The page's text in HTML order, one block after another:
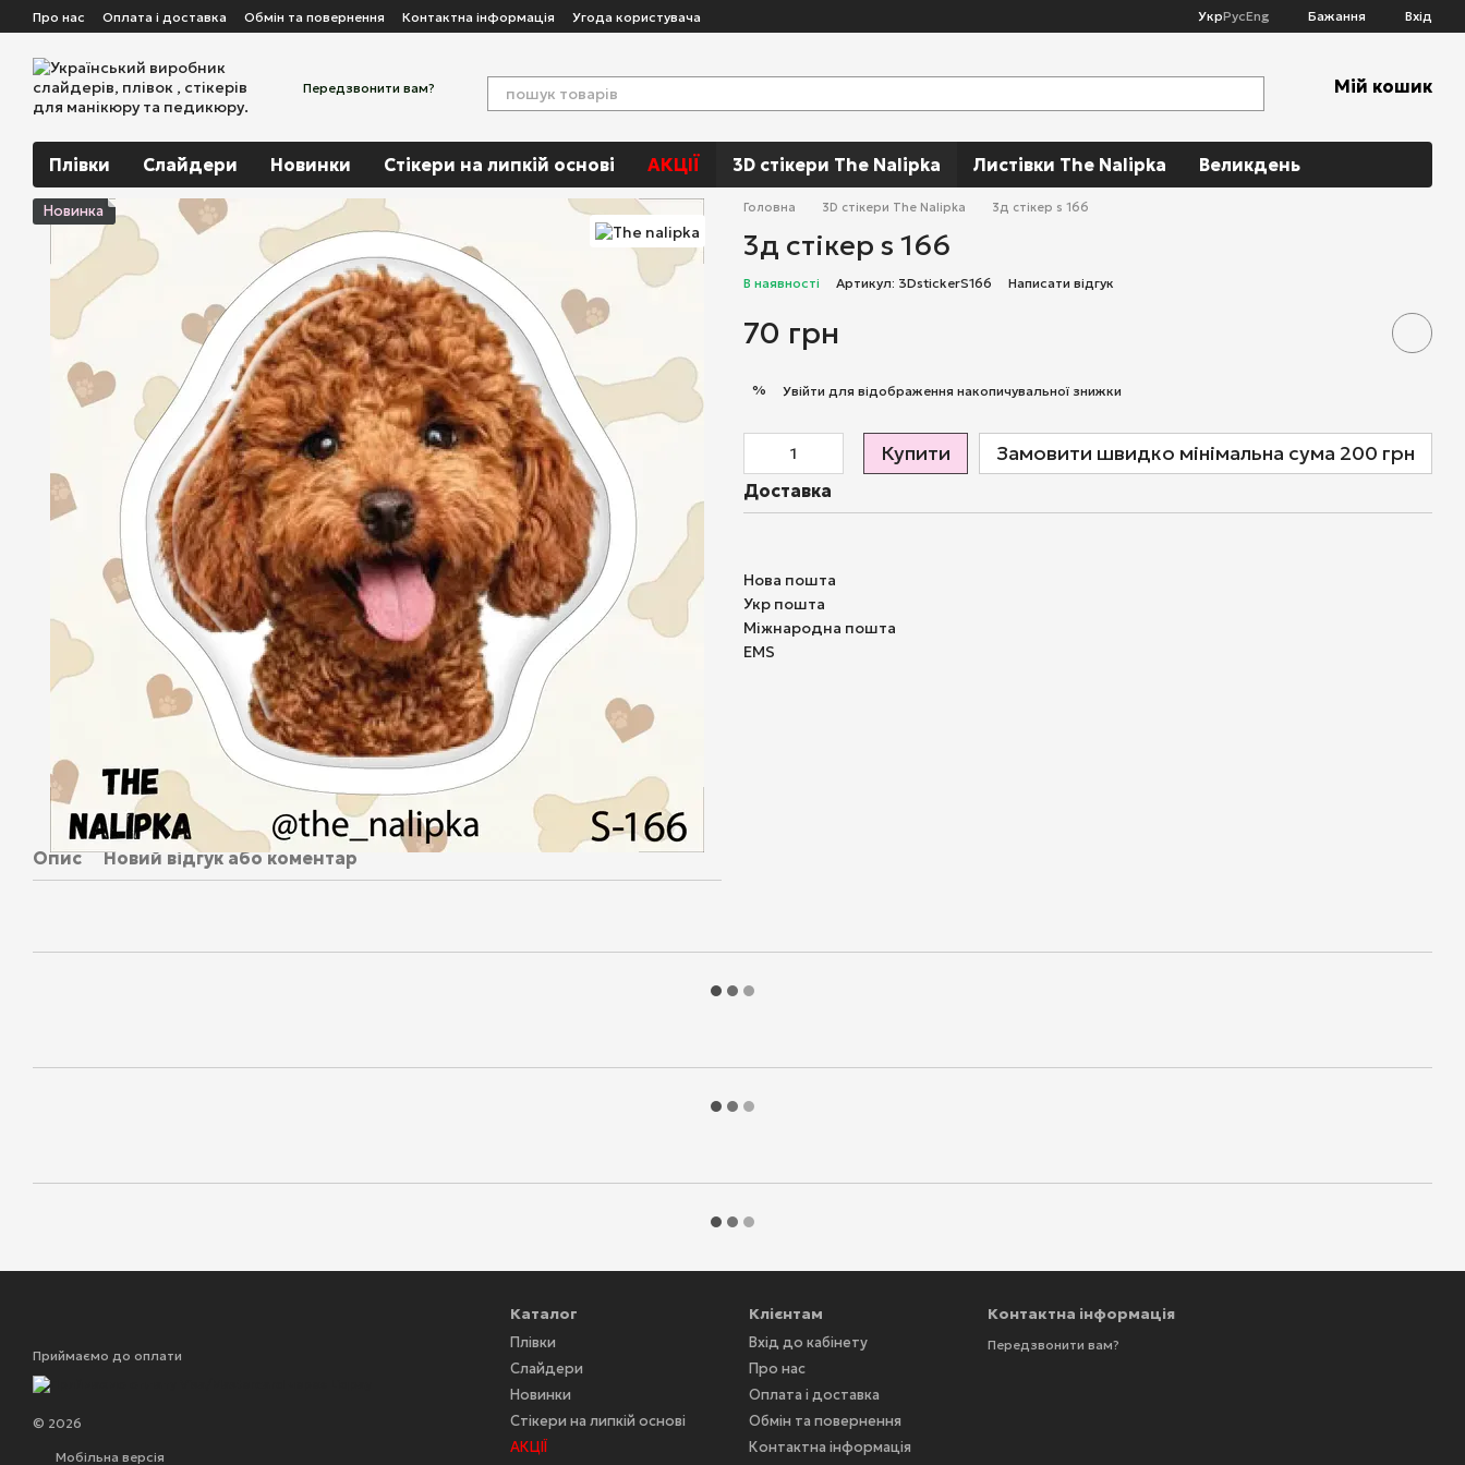
Перейти до основного контенту
Про нас Оплата і доставка Обмін та повернення Контактна інформація Угода користувача УкрРусEng Бажання Вхід
Передзвонити вам? Мій кошик
Плівки Слайдери Новинки Стікери на липкій основі АКЦІЇ 3D стікери The Nalipka Листівки The Nalipka Великдень
Новинка
Опис Новий відгук або коментар
Головна 3D стікери The Nalipka 3д стікер s 166
3д стікер s 166
В наявності Артикул: 3DstickerS166 Написати відгук
70 грн
% Увійти для відображення накопичувальної знижки
Купити Замовити швидко мінімальна сума 200 грн
Доставка
Нова пошта
Укр пошта
Міжнародна пошта
EMS
Приймаємо до оплати
© 2026
Мобільна версія
Каталог
Плівки
Слайдери
Новинки
Стікери на липкій основі
АКЦІЇ
Клієнтам
Вхід до кабінету
Про нас
Оплата і доставка
Обмін та повернення
Контактна інформація
Контактна інформація
Передзвонити вам?